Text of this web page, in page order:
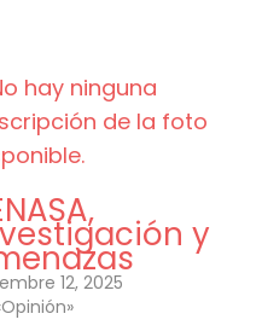
y
12, 2025